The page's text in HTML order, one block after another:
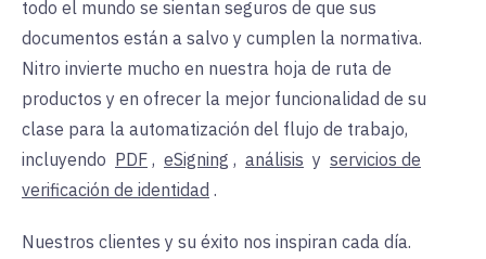
todo el mundo se sientan seguros de que sus
documentos están a salvo y cumplen la normativa.
Nitro invierte mucho en nuestra hoja de ruta de
productos y en ofrecer la mejor funcionalidad de su
clase para la automatización del flujo de trabajo,
incluyendo PDF , eSigning , análisis y servicios de
verificación de identidad .
Nuestros clientes y su éxito nos inspiran cada día.